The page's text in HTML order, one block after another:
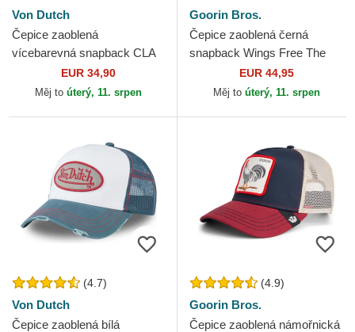
Von Dutch
Čepice zaoblená
vícebarevná snapback CLA
Von DutchEUR 34,90
Měj to úterý, 11. srpen
Goorin Bros.
Čepice zaoblená černá
snapback Wings Free The
Farm Goorin Bros.
EUR 44,95
Měj to úterý, 11. srpen
(4.7)
Von Dutch
Čepice zaoblená bílá
(4.9)
Goorin Bros.
Čepice zaoblená námořnická